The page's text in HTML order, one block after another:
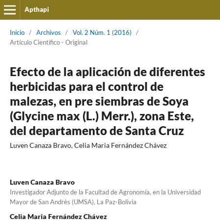
Apthapi
Inicio / Archivos / Vol. 2 Núm. 1 (2016)
/
Artículo Cientí­fico - Original
Efecto de la aplicación de diferentes
herbicidas para el control de
malezas, en pre siembras de Soya
(Glycine max (L.) Merr.), zona Este,
del departamento de Santa Cruz
Luven Canaza Bravo, Celia Maria Fernández Chávez
Luven Canaza Bravo
Investigador Adjunto de la Facultad de Agronomía, en la Universidad
Mayor de San Andrés (UMSA), La Paz-Bolivia
Celia Maria Fernández Chávez